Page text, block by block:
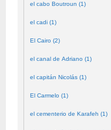
el cabo Boutroun (1)
el cadi (1)
El Cairo (2)
el canal de Adriano (1)
el capitán Nicolás (1)
El Carmelo (1)
el cementerio de Karafeh (1)